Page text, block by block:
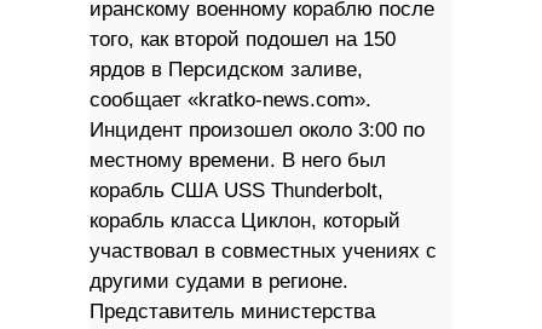
иранскому военному кораблю после
того, как второй подошел на 150
ярдов в Персидском заливе,
сообщает «kratko-news.com».
Инцидент произошел около 3:00 по
местному времени. В него был
корабль США USS Thunderbolt,
корабль класса Циклон, который
участвовал в совместных учениях с
другими судами в регионе.
Представитель министерства